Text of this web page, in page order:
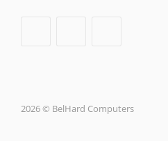
2026 © BelHard Computers